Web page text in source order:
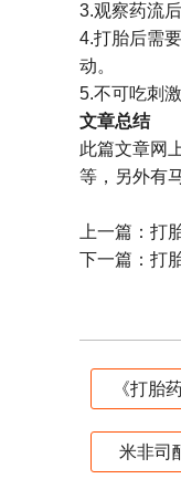
3.观察药流
4.打胎后需
动。
5.不可吃刺
文章总结
此篇文章网
等，另外有
上一篇： 打
下一篇： 打
《打胎
米非司